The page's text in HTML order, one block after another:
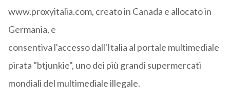
www.proxyitalia.com, creato in Canada e allocato in
Germania, e
consentiva l'accesso dall'Italia al portale multimediale
pirata "btjunkie", uno dei più grandi supermercati
mondiali del multimediale illegale.